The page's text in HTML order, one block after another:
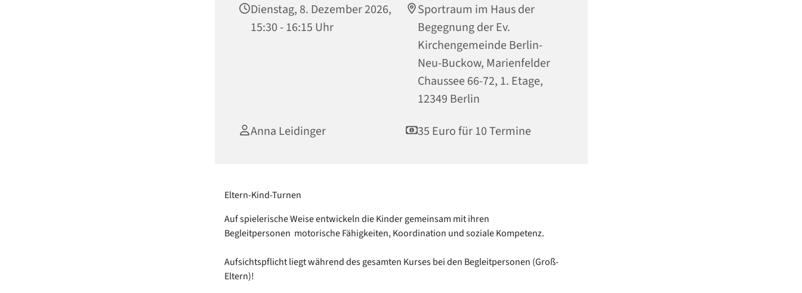
Dienstag, 8. Dezember 2026,
15:30 - 16:15 Uhr
Sportraum im Haus der
Begegnung der Ev.
Kirchengemeinde Berlin-
Neu-Buckow, Marienfelder
Chaussee 66-72, 1. Etage,
12349 Berlin
Anna Leidinger
35 Euro für 10 Termine
Eltern-Kind-Turnen
Auf spielerische Weise entwickeln die Kinder gemeinsam mit ihren
Begleitpersonen motorische Fähigkeiten, Koordination und soziale Kompetenz.
Aufsichtspflicht liegt während des gesamten Kurses bei den Begleitpersonen (Groß-
Eltern)!